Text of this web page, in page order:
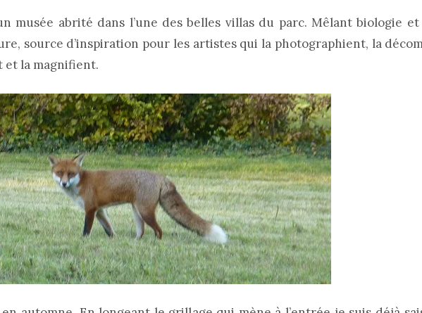
musée abrité dans l’une des belles villas du parc. Mêlant biologie
source d’inspiration pour les artistes qui la photographient, la
et la magnifient.